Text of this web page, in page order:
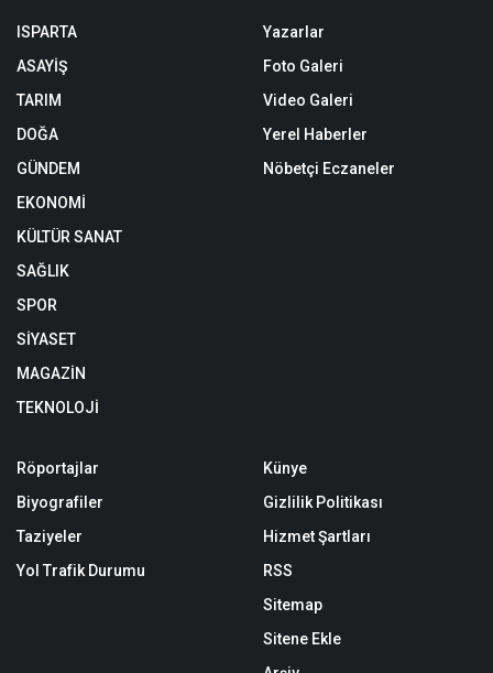
ISPARTA
ASAYİŞ
TARIM
DOĞA
GÜNDEM
EKONOMİ
KÜLTÜR SANAT
SAĞLIK
SPOR
SİYASET
MAGAZİN
TEKNOLOJİ
Yazarlar
Foto Galeri
Video Galeri
Yerel Haberler
Nöbetçi Eczaneler
Röportajlar
Biyografiler
Taziyeler
Yol Trafik Durumu
Künye
Gizlilik Politikası
Hizmet Şartları
RSS
Sitemap
Sitene Ekle